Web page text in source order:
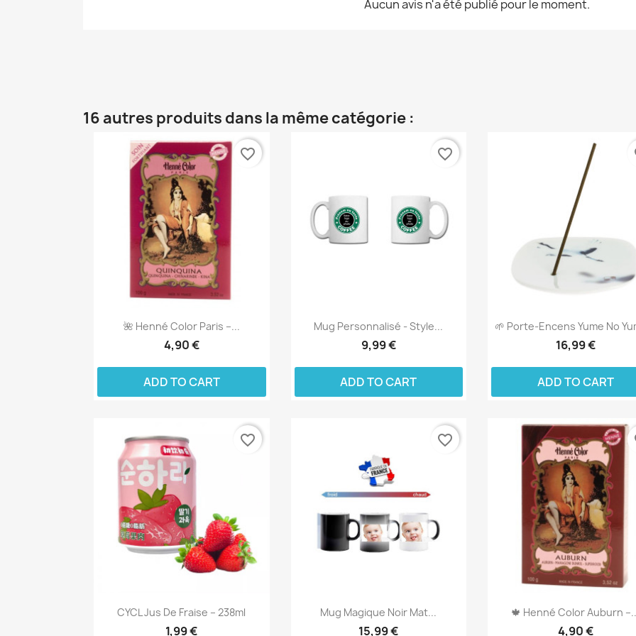
Aucun avis n'a été publié pour le moment.
16 autres produits dans la même catégorie :
🌺 Henné Color Paris –...
4,90 €
ADD TO CART
favorite_border
Mug Personnalisé - Style...
9,99 €
ADD TO CART
favorite_border
🌱 Porte-Encens Yume No
16,99 €
ADD TO CART
CYCL Jus De Fraise – 238ml
1,99 €
favorite_border
Mug Magique Noir Mat...
15,99 €
favorite_border
🍁 Henné Color Auburn
4,90 €